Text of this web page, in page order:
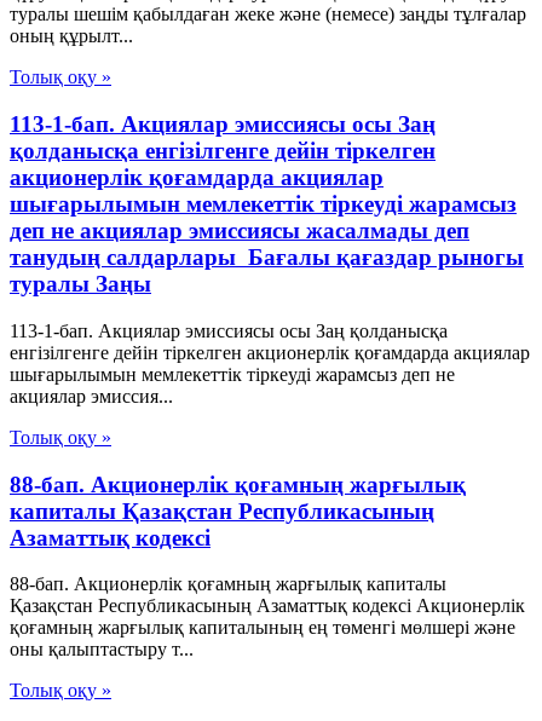
туралы шешім қабылдаған жеке және (немесе) заңды тұлғалар
оның құрылт...
Толық оқу »
113-1-бап. Акциялар эмиссиясы осы Заң
қолданысқа енгiзiлгенге дейiн тiркелген
акционерлiк қоғамдарда акциялар
шығарылымын мемлекеттiк тiркеудi жарамсыз
деп не акциялар эмиссиясы жасалмады деп
танудың салдарлары Бағалы қағаздар рыногы
туралы Заңы
113-1-бап. Акциялар эмиссиясы осы Заң қолданысқа
енгiзiлгенге дейiн тiркелген акционерлiк қоғамдарда акциялар
шығарылымын мемлекеттiк тiркеудi жарамсыз деп не
акциялар эмиссия...
Толық оқу »
88-бап. Акционерлiк қоғамның жарғылық
капиталы Қазақстан Республикасының
Азаматтық кодексi
88-бап. Акционерлiк қоғамның жарғылық капиталы
Қазақстан Республикасының Азаматтық кодексi Акционерлiк
қоғамның жарғылық капиталының ең төменгi мөлшерi және
оны қалыптастыру т...
Толық оқу »